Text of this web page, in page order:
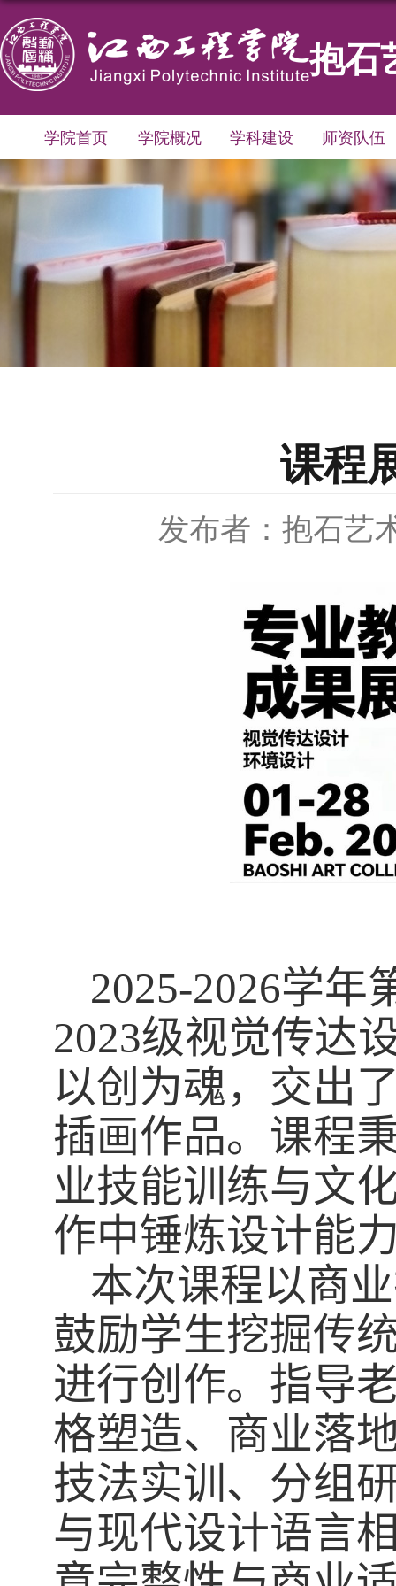
抱石
学院首页 学院概况 学科建设 师资队伍
课程
发布者：抱石艺
2025-2026学年
2023级视觉传达
以创为魂，交出
插画作品。课程
业技能训练与文
作中锤炼设计能
本次课程以商
鼓励学生挖掘传
进行创作。指导
格塑造、商业落
技法实训、分组
与现代设计语言